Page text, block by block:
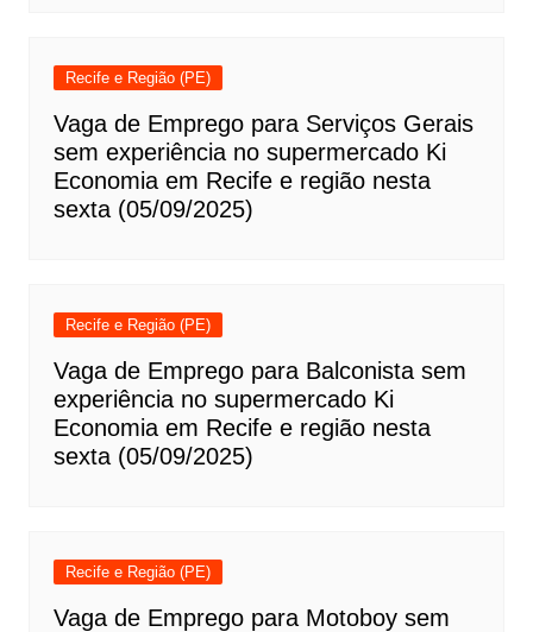
Recife e Região (PE)
Vaga de Emprego para Serviços Gerais
sem experiência no supermercado Ki
Economia em Recife e região nesta
sexta (05/09/2025)
Recife e Região (PE)
Vaga de Emprego para Balconista sem
experiência no supermercado Ki
Economia em Recife e região nesta
sexta (05/09/2025)
Recife e Região (PE)
Vaga de Emprego para Motoboy sem